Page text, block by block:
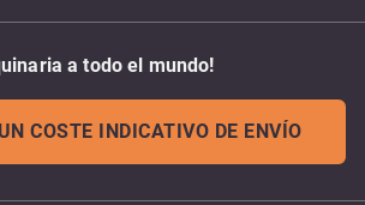
a todo el mundo!
COSTE INDICATIVO DE ENVÍO